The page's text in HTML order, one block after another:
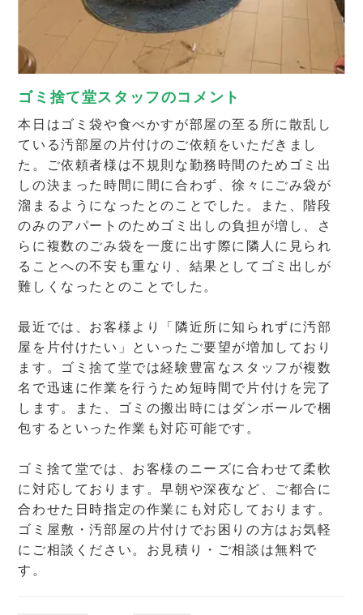
ゴミ捨て堂スタッフのコメント
本日はゴミ袋や食べかすが部屋の至る所に散乱し
ている汚部屋の片付けのご依頼をいただきまし
た。ご依頼者様は不規則な勤務時間のためゴミ出
しの決まった時間に間に合わず、徐々にごみ袋が
溜まるようになったとのことでした。また、階段
のみのアパートのためゴミ出しの負担が増し、さ
らに複数のごみ袋を一度に出す際に隣人に見られ
ることへの不安も重なり、結果としてゴミ出しが
難しくなったとのことでした。
最近では、お客様より「隣近所に知られずに汚部
屋を片付けたい」といったご要望が増加しており
ます。ゴミ捨て堂では経験豊富なスタッフが複数
名で迅速に作業を行うため短時間で片付けを完了
します。また、ゴミの搬出時にはダンボールで梱
包するといった作業も対応可能です。
ゴミ捨て堂では、お客様のニーズに合わせて柔軟
に対応しております。早朝や深夜など、ご都合に
合わせた日時指定の作業にも対応しております。
ゴミ屋敷・汚部屋の片付けでお困りの方はお気軽
にご相談ください。お見積り・ご相談は無料で
す。